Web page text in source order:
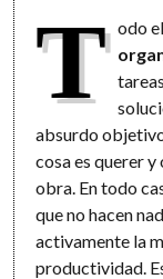
T odo
absurdo
cosa es querer
obra. En todo
que no hacen
activamente la
productividad.